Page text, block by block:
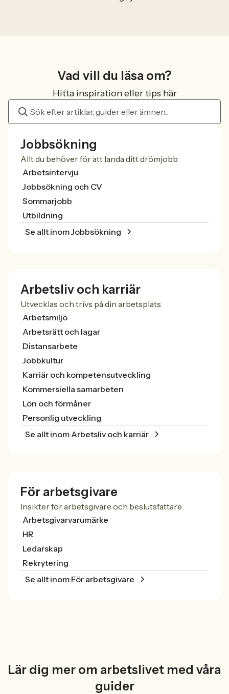
Vad vill du läsa om?
Hitta inspiration eller tips här
Jobbsökning
Allt du behöver för att landa ditt drömjobb
Arbetsintervju
Jobbsökning och CV
Sommarjobb
Utbildning
Se allt inom Jobbsökning
Arbetsliv och karriär
Utvecklas och trivs på din arbetsplats
Arbetsmiljö
Arbetsrätt och lagar
Distansarbete
Jobbkultur
Karriär och kompetensutveckling
Kommersiella samarbeten
Lön och förmåner
Personlig utveckling
Se allt inom Arbetsliv och karriär
För arbetsgivare
Insikter för arbetsgivare och beslutsfattare
Arbetsgivarvarumärke
HR
Ledarskap
Rekrytering
Se allt inom För arbetsgivare
Lär dig mer om arbetslivet med våra
guider